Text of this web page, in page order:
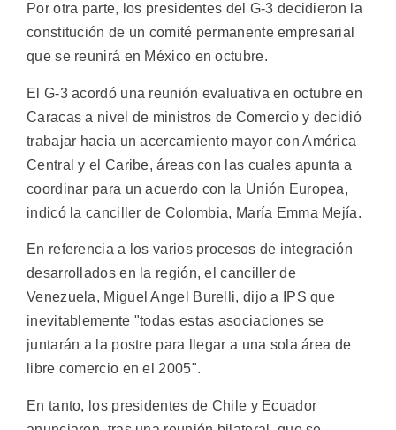
Por otra parte, los presidentes del G-3 decidieron la
constitución de un comité permanente empresarial
que se reunirá en México en octubre.
El G-3 acordó una reunión evaluativa en octubre en
Caracas a nivel de ministros de Comercio y decidió
trabajar hacia un acercamiento mayor con América
Central y el Caribe, áreas con las cuales apunta a
coordinar para un acuerdo con la Unión Europea,
indicó la canciller de Colombia, María Emma Mejía.
En referencia a los varios procesos de integración
desarrollados en la región, el canciller de
Venezuela, Miguel Angel Burelli, dijo a IPS que
inevitablemente "todas estas asociaciones se
juntarán a la postre para llegar a una sola área de
libre comercio en el 2005".
En tanto, los presidentes de Chile y Ecuador